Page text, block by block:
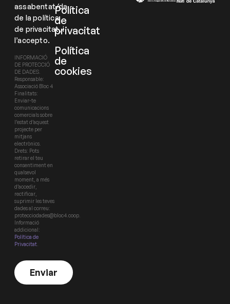
assabentat/da
de la política
de privacitat, i
l’accepto.
INFORMACIÓ
DE PROTECCIÓ
DE DADES.
Responsable:
Associació Bloc 4
Finalitats:
Enviar-te
comunicacions
comercials sobre
l’estat d’aquest
projecte per
mitjans
electrònics.
Drets: Pots
retirar el teu
consentiment en
qualsevol
moment, a més
d’accedir,
rectificar,
suprimir les teves
dades al correu:
protecciodades@bloc4.coop.
Informació
addicional:
Política de
Privacitat
Enviar
Política
de
privacitat
Política
de
cookies